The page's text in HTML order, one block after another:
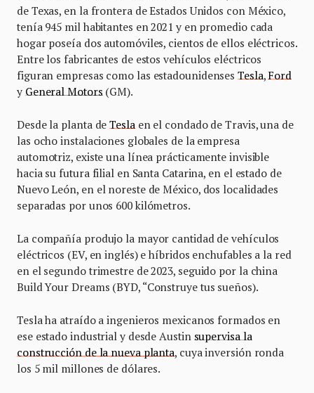
de Texas, en la frontera de Estados Unidos con México,
tenía 945 mil habitantes en 2021 y en promedio cada
hogar poseía dos automóviles, cientos de ellos eléctricos.
Entre los fabricantes de estos vehículos eléctricos
figuran empresas como las estadounidensesTesla, Ford
y General Motors (GM).
Desde la planta deTesla en el condado de Travis, una de
las ocho instalaciones globales de la empresa
automotriz, existe una línea prácticamente invisible
hacia su futura filial en Santa Catarina, en el estado de
Nuevo León, en el noreste de México, dos localidades
separadas por unos 600 kilómetros.
La compañía produjo la mayor cantidad de vehículos
eléctricos (EV, en inglés) e híbridos enchufables a la red
en el segundo trimestre de 2023, seguido por la china
Build Your Dreams (BYD, “Construye tus sueños).
Tesla ha atraído a ingenieros mexicanos formados en
ese estado industrial y desde Austin supervisa la
construcción de la nueva planta, cuya inversión ronda
los 5 mil millones de dólares.